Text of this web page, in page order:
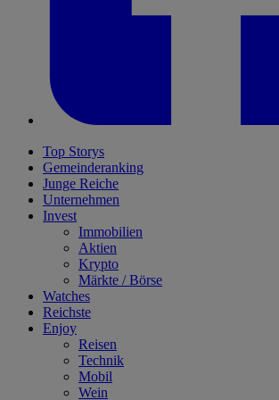
Top Storys
Gemeinderanking
Junge Reiche
Unternehmen
Invest
Immobilien
Aktien
Krypto
Märkte / Börse
Watches
Reichste
Enjoy
Reisen
Technik
Mobil
Wein